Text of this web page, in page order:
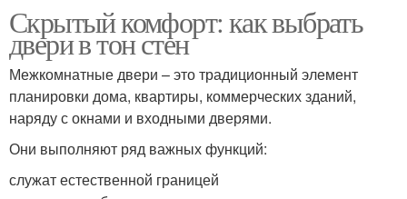
Скрытый комфорт: как выбрать
двери в тон стен
Межкомнатные двери – это традиционный элемент
планировки дома, квартиры, коммерческих зданий,
наряду с окнами и входными дверями.
Они выполняют ряд важных функций:
служат естественной границей